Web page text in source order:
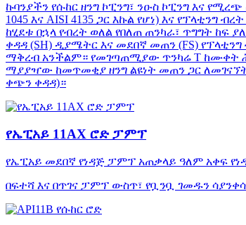
ኩባንያችን የሱከር ዘንግ ኮፒንግ፣ ንዑስ ኮፒንግ እና
1045 እና AISI 4135 ጋር እኩል የሆነ) እና የፕላቲንግ
ከሂደቱ በኋላ የብረት ወለል የበለጠ ጠንካራ፣ ጥግግት ከፍ
ቀዳዳ (SH) ዲያሜትር እና መደበኛ መጠን (FS)
ማቅረብ አንችልም። የመገጣጠሚያው ጥንካሬ T ከሙቀት
ማያያዣው ከመጥመቂያ ዘንግ ልዩነት መጠን ጋር
ቀጭን ቀዳዳ)።
የኤፒአይ 11AX ሮድ ፓምፕ
የኤፒአይ መደበኛ የነዳጅ ፓምፕ አጠቃላይ ዓለም አቀፍ
በፍተሻ እና በጥገና ፓምፕ ውስጥ፣ የቧንቧ ገመዱን